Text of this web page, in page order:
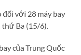
đối với 28 máy bay
thứ Ba (15/6).
của Trung Quốc